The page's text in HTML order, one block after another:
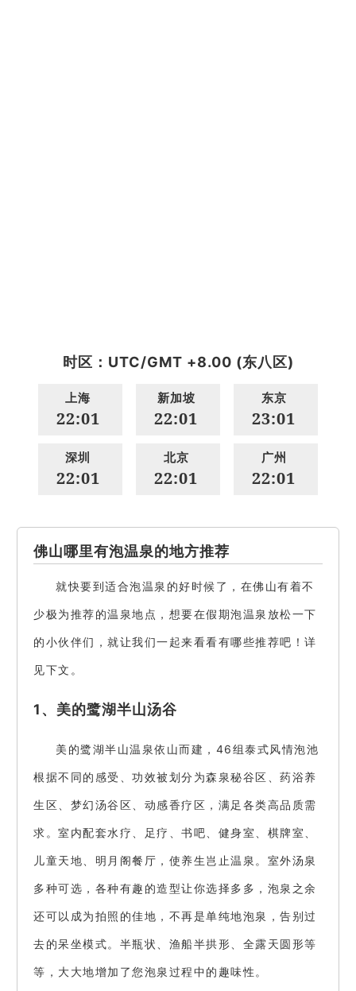
时区：UTC/GMT +8.00 (东八区)
上海
22:01
新加坡
22:01
东京
23:01
深圳
22:01
北京
22:01
广州
22:01
佛山哪里有泡温泉的地方推荐
就快要到适合泡温泉的好时候了，在佛山有着不
少极为推荐的温泉地点，想要在假期泡温泉放松一下
的小伙伴们，就让我们一起来看看有哪些推荐吧！详
见下文。
1、美的鹭湖半山汤谷
美的鹭湖半山温泉依山而建，46组泰式风情泡池
根据不同的感受、功效被划分为森泉秘谷区、药浴养
生区、梦幻汤谷区、动感香疗区，满足各类高品质需
求。室内配套水疗、足疗、书吧、健身室、棋牌室、
儿童天地、明月阁餐厅，使养生岂止温泉。室外汤泉
多种可选，各种有趣的造型让你选择多多，泡泉之余
还可以成为拍照的佳地，不再是单纯地泡泉，告别过
去的呆坐模式。半瓶状、渔船半拱形、全露天圆形等
等，大大地增加了您泡泉过程中的趣味性。